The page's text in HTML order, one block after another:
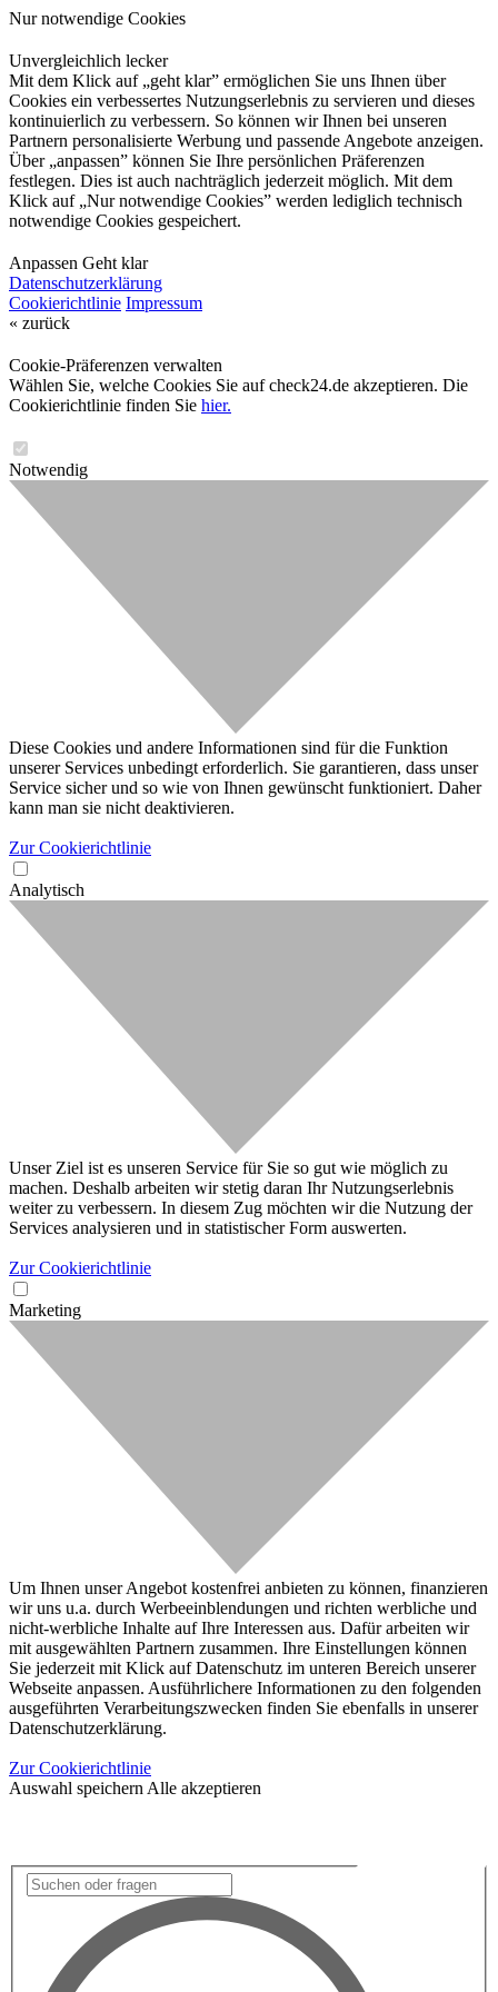
Nur notwendige Cookies
Unvergleichlich lecker
Mit dem Klick auf „geht klar” ermöglichen Sie uns Ihnen über
Cookies ein verbessertes Nutzungserlebnis zu servieren und dieses
kontinuierlich zu verbessern. So können wir Ihnen bei unseren
Partnern personalisierte Werbung und passende Angebote anzeigen.
Über „anpassen” können Sie Ihre persönlichen Präferenzen
festlegen. Dies ist auch nachträglich jederzeit möglich. Mit dem
Klick auf „Nur notwendige Cookies” werden lediglich technisch
notwendige Cookies gespeichert.
Anpassen Geht klar
Datenschutzerklärung
Cookierichtlinie Impressum
« zurück
Cookie-Präferenzen verwalten
Wählen Sie, welche Cookies Sie auf check24.de akzeptieren. Die
Cookierichtlinie finden Sie hier.
Notwendig
Diese Cookies und andere Informationen sind für die Funktion
unserer Services unbedingt erforderlich. Sie garantieren, dass unser
Service sicher und so wie von Ihnen gewünscht funktioniert. Daher
kann man sie nicht deaktivieren.
Zur Cookierichtlinie
Analytisch
Unser Ziel ist es unseren Service für Sie so gut wie möglich zu
machen. Deshalb arbeiten wir stetig daran Ihr Nutzungserlebnis
weiter zu verbessern. In diesem Zug möchten wir die Nutzung der
Services analysieren und in statistischer Form auswerten.
Zur Cookierichtlinie
Marketing
Um Ihnen unser Angebot kostenfrei anbieten zu können, finanzieren
wir uns u.a. durch Werbeeinblendungen und richten werbliche und
nicht-werbliche Inhalte auf Ihre Interessen aus. Dafür arbeiten wir
mit ausgewählten Partnern zusammen. Ihre Einstellungen können
Sie jederzeit mit Klick auf Datenschutz im unteren Bereich unserer
Webseite anpassen. Ausführlichere Informationen zu den folgenden
ausgeführten Verarbeitungszwecken finden Sie ebenfalls in unserer
Datenschutzerklärung.
Zur Cookierichtlinie
Auswahl speichern Alle akzeptieren